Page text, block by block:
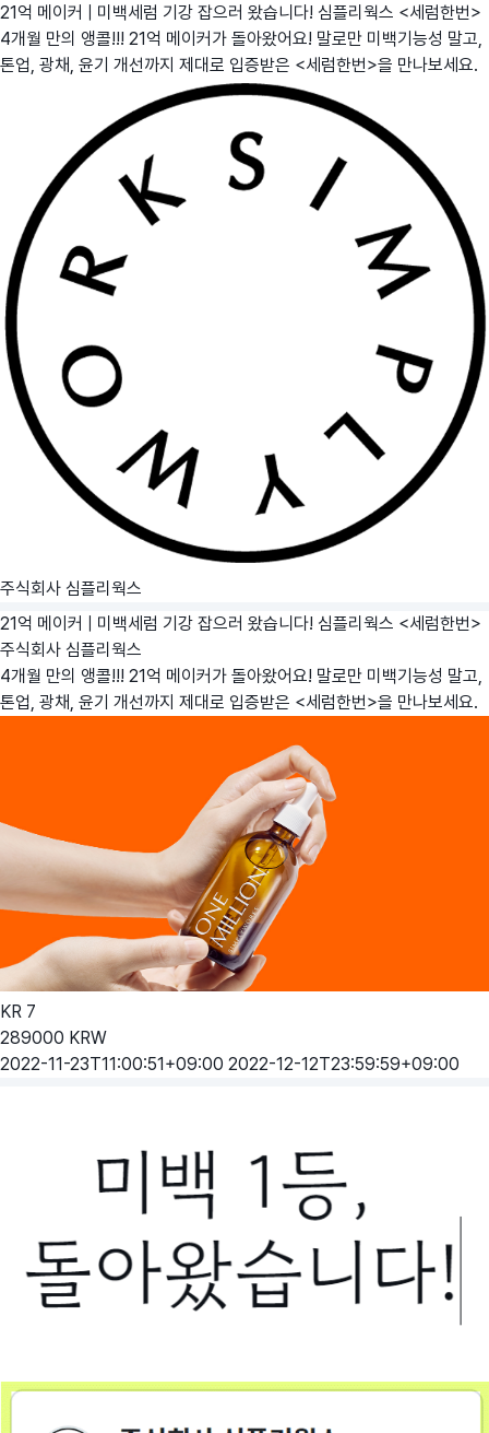
21억 메이커 | 미백세럼 기강 잡으러 왔습니다! 심플리웍스 <세럼한번>
4개월 만의 앵콜!!! 21억 메이커가 돌아왔어요! 말로만 미백기능성 말고,
톤업, 광채, 윤기 개선까지 제대로 입증받은 <세럼한번>을 만나보세요.
주식회사 심플리웍스
21억 메이커 | 미백세럼 기강 잡으러 왔습니다! 심플리웍스 <세럼한번>
주식회사 심플리웍스
4개월 만의 앵콜!!! 21억 메이커가 돌아왔어요! 말로만 미백기능성 말고,
톤업, 광채, 윤기 개선까지 제대로 입증받은 <세럼한번>을 만나보세요.
KR 7
289000 KRW
2022-11-23T11:00:51+09:00 2022-12-12T23:59:59+09:00